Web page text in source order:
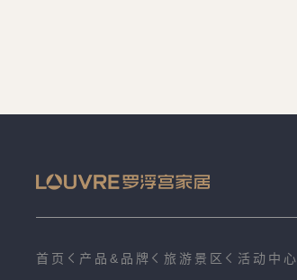
首页 产品&品牌 旅游景区 活动中心